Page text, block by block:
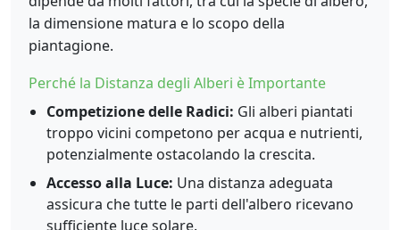
la dimensione matura e lo scopo della
piantagione.
Perché la Distanza degli Alberi è Importante
Competizione delle Radici: Gli alberi piantati
troppo vicini competono per acqua e nutrienti,
potenzialmente ostacolando la crescita.
Accesso alla Luce: Una distanza adeguata
assicura che tutte le parti dell'albero ricevano
sufficiente luce solare.